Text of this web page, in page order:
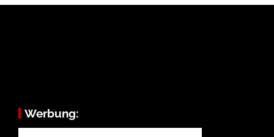
Werbung: